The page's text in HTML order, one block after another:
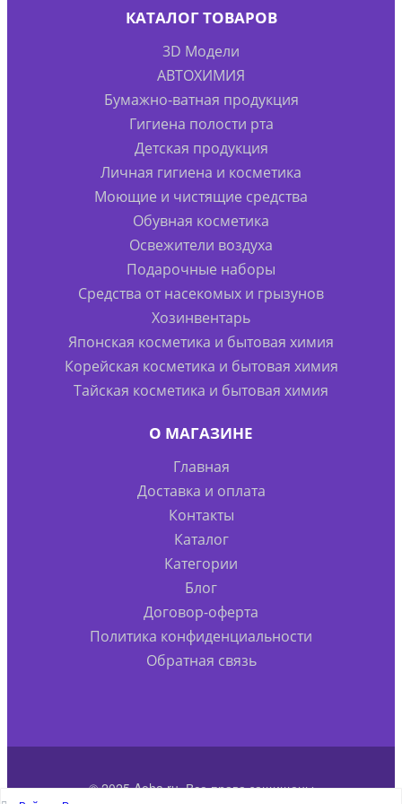
КАТАЛОГ ТОВАРОВ
3D Модели
АВТОХИМИЯ
Бумажно-ватная продукция
Гигиена полости рта
Детская продукция
Личная гигиена и косметика
Моющие и чистящие средства
Обувная косметика
Освежители воздуха
Подарочные наборы
Средства от насекомых и грызунов
Хозинвентарь
Японская косметика и бытовая химия
Корейская косметика и бытовая химия
Тайская косметика и бытовая химия
О МАГАЗИНЕ
Главная
Доставка и оплата
Контакты
Каталог
Категории
Блог
Договор-оферта
Политика конфиденциальности
Обратная связь
© 2025 Aoha.ru. Все права защищены